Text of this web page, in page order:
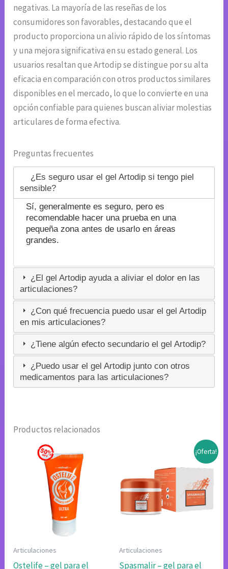
negativas. La mayoría de las reseñas de los
consumidores son favorables, destacando que el
producto proporciona un alivio rápido de los síntomas
y una mejora significativa en su estado general. Los
usuarios resaltan que Artodip se distingue por su alta
eficacia en comparación con otros productos similares
disponibles en el mercado, lo que lo convierte en una
opción confiable para quienes buscan aliviar molestias
articulares de forma efectiva.
Preguntas frecuentes
¿Es seguro usar el gel Artodip si tengo piel
sensible?
Sí, generalmente es seguro, pero es
recomendable hacer una prueba en una
pequeña zona antes de usarlo en áreas
grandes.
¿El gel Artodip ayuda a aliviar el dolor en las
articulaciones?
¿Con qué frecuencia puedo usar el gel Artodip
en mis articulaciones?
¿Tiene algún efecto secundario el gel Artodip?
¿Puedo usar el gel Artodip junto con otros
medicamentos para las articulaciones?
Productos relacionados
Articulaciones
Ostelife – gel para el
¡Oferta!
Articulaciones
Spasmalir – gel para el